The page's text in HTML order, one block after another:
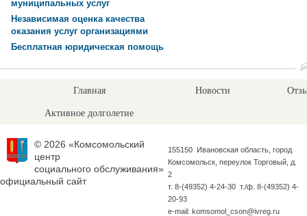
муниципальных услуг
Независимая оценка качества
оказания услуг организациями
Бесплатная юридическая помощь
Главная Новости
Активное долголетие
© 2026 «Комсомольский
центр
социального обслуживания»
официальный сайт
155150 Ивановская область, город
Комсомольск, переулок Торговый, д.
2
т. 8-(49352) 4-24-30 т./ф. 8-(49352) 4-
20-93
e-mail: komsomol_cson@ivreg.ru